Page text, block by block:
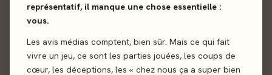
représentatif, il manque une chose essentielle :
vous.
Les avis médias comptent, bien sûr. Mais ce qui fait
vivre un jeu, ce sont les parties jouées, les coups de
cœur, les déceptions, les « chez nous ça a super bien
Iello · 2-4 j · 2026